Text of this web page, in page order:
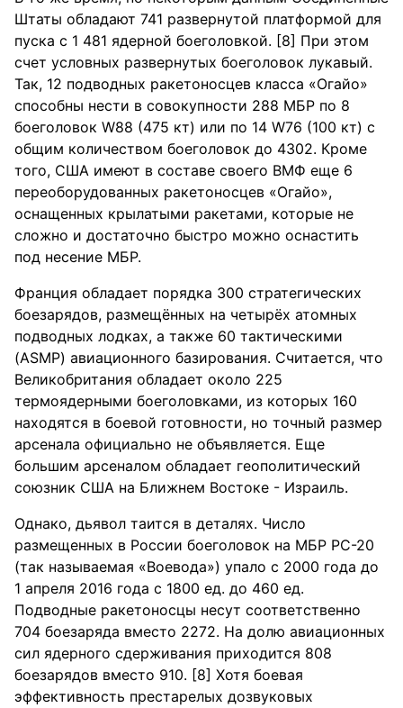
Штаты обладают 741 развернутой платформой для
пуска с 1 481 ядерной боеголовкой. [8] При этом
счет условных развернутых боеголовок лукавый.
Так, 12 подводных ракетоносцев класса «Огайо»
способны нести в совокупности 288 МБР по 8
боеголовок W88 (475 кт) или по 14 W76 (100 кт) с
общим количеством боеголовок до 4302. Кроме
того, США имеют в составе своего ВМФ еще 6
переоборудованных ракетоносцев «Огайо»,
оснащенных крылатыми ракетами, которые не
сложно и достаточно быстро можно оснастить
под несение МБР.
Франция обладает порядка 300 стратегических
боезарядов, размещённых на четырёх атомных
подводных лодках, а также 60 тактическими
(ASMP) авиационного базирования. Считается, что
Великобритания обладает около 225
термоядерными боеголовками, из которых 160
находятся в боевой готовности, но точный размер
арсенала официально не объявляется. Еще
большим арсеналом обладает геополитический
союзник США на Ближнем Востоке - Израиль.
Однако, дьявол таится в деталях. Число
размещенных в России боеголовок на МБР РС-20
(так называемая «Воевода») упало с 2000 года до
1 апреля 2016 года с 1800 ед. до 460 ед.
Подводные ракетоносцы несут соответственно
704 боезаряда вместо 2272. На долю авиационных
сил ядерного сдерживания приходится 808
боезарядов вместо 910. [8] Хотя боевая
эффективность престарелых дозвуковых